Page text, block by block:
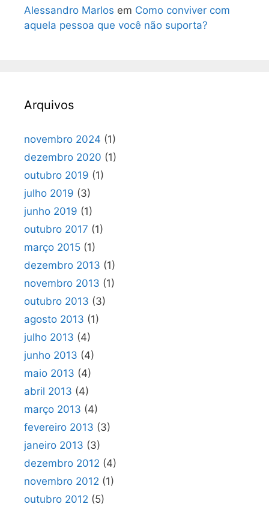
Alessandro Marlos em Como conviver com
aquela pessoa que você não suporta?
Arquivos
novembro 2024 (1)
dezembro 2020 (1)
outubro 2019 (1)
julho 2019 (3)
junho 2019 (1)
outubro 2017 (1)
março 2015 (1)
dezembro 2013 (1)
novembro 2013 (1)
outubro 2013 (3)
agosto 2013 (1)
julho 2013 (4)
junho 2013 (4)
maio 2013 (4)
abril 2013 (4)
março 2013 (4)
fevereiro 2013 (3)
janeiro 2013 (3)
dezembro 2012 (4)
novembro 2012 (1)
outubro 2012 (5)